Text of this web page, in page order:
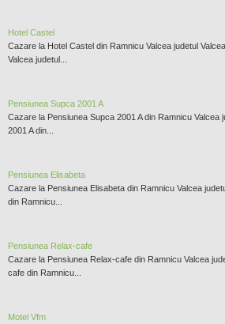
Hotel Castel
Cazare la Hotel Castel din Ramnicu Valcea judetul
Valcea judetul...
Pensiunea Supca 2001 A
Cazare la Pensiunea Supca 2001 A din Ramnicu Valcea
2001 A din...
Pensiunea Elisabeta
Cazare la Pensiunea Elisabeta din Ramnicu Valcea
din Ramnicu...
Pensiunea Relax-cafe
Cazare la Pensiunea Relax-cafe din Ramnicu Valcea
cafe din Ramnicu...
Motel Vfm